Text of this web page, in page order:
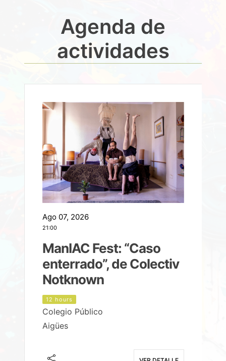
Agenda de
actividades
Ago 07, 2026
21:00
ManIAC Fest: “Caso
enterrado”, de Colectiv
Notknown
12 hours
Colegio Público
Aigües